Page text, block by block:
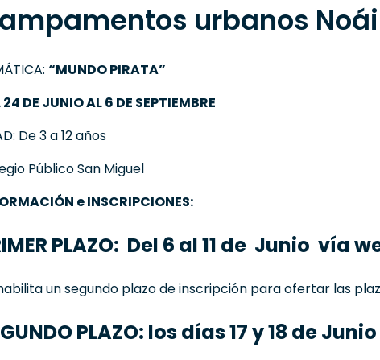
urbanos
“MUNDO PIRATA”
24 DE JUNIO AL 6 DE SEPTIEMBRE
De 3 a 12 años
Público San Miguel
e INSCRIPCIONES:
PLAZO: Del 6 al 11 de Junio vía
un segundo plazo de inscripción para ofertar las
PLAZO: los días 17 y 18 de